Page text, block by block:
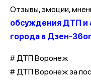
Отзывы, эмоции,
обсуждения ДТП и
города в Дзен-
# ДТП Воронеж
# ДТП Воронеж за